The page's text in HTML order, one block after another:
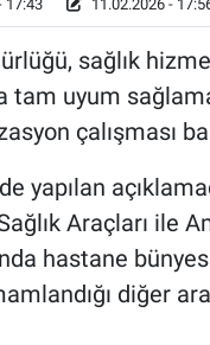
17:43 11.02.2026 -
sağlık
tam uyum
çalışması
yapılan
Araçları ile
hastane
diğer